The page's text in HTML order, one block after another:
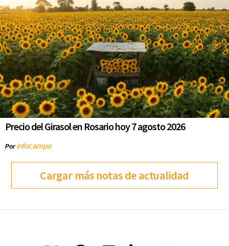
Precio del Girasol en Rosario hoy 7 agosto 2026
Porinfocampo
Cargar más notas de actualidad